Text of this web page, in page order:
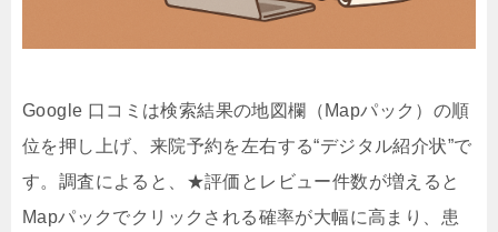
Google 口コミは検索結果の地図欄（Mapパック）の順
位を押し上げ、来院予約を左右する“デジタル紹介状”で
す。調査によると、★評価とレビュー件数が増えると
Mapパックでクリックされる確率が大幅に高まり、患